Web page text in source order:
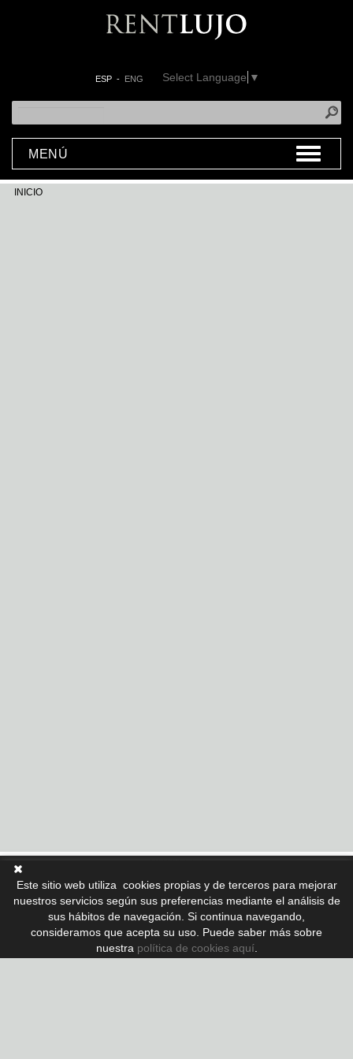
Select Language ▼
ESP - ENG
MENÚ
INICIO
Nº Colegiado API: A 10410
Nº AICAT: 5855
www.lujo.com
Este sitio web utiliza cookies propias y de terceros para mejorar
nuestros servicios según sus preferencias mediante el análisis de
sus hábitos de navegación. Si continua navegando,
consideramos que acepta su uso. Puede saber más sobre
nuestra política de cookies aquí.